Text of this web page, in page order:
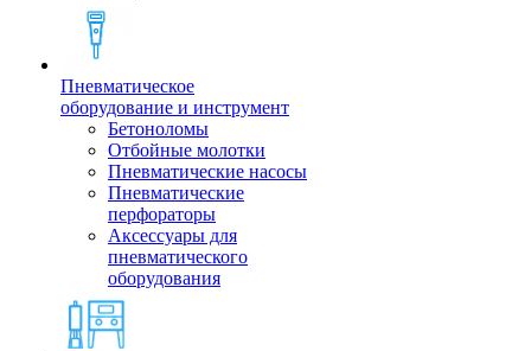
Пневматическое
оборудование и инструмент
Бетоноломы
Отбойные молотки
Пневматические насосы
Пневматические
перфораторы
Аксессуары для
пневматического
оборудования